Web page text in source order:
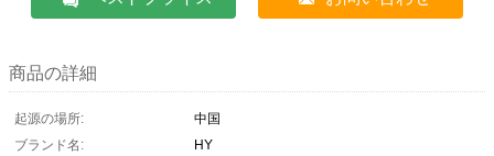
商品の詳細
起源の場所:
中国
ブランド名:
HY